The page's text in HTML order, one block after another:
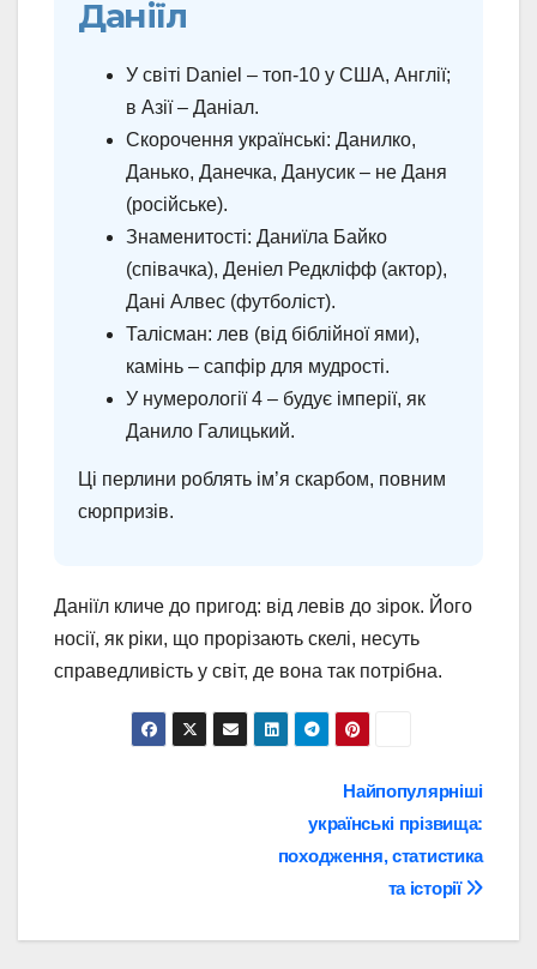
Даніїл
У світі Daniel – топ-10 у США, Англії;
в Азії – Даніал.
Скорочення українські: Данилко,
Данько, Данечка, Данусик – не Даня
(російське).
Знаменитості: Даниїла Байко
(співачка), Деніел Редкліфф (актор),
Дані Алвес (футболіст).
Талісман: лев (від біблійної ями),
камінь – сапфір для мудрості.
У нумерології 4 – будує імперії, як
Данило Галицький.
Ці перлини роблять ім’я скарбом, повним
сюрпризів.
Даніїл кличе до пригод: від левів до зірок. Його
носії, як ріки, що прорізають скелі, несуть
справедливість у світ, де вона так потрібна.
Найпопулярніші
українські прізвища:
походження, статистика
та історії